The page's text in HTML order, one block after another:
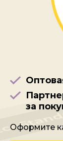
за
Оформите